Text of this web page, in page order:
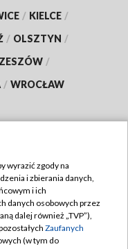
/ KIELCE /
/ OLSZTYN /
/
/ WROCŁAW
wyrazić zgody na
i zbierania danych,
i ich
danych osobowych przez
dalej również „TVP”),
Zaufanych
(w tym do